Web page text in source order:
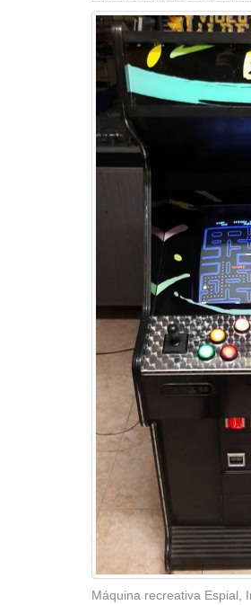
Máquina recreativa Espial,